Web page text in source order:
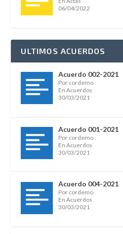
06/04/2022
ULTIMOS ACUERDOS
Acuerdo 002-2021
Por cordemo
En Acuerdos
30/03/2021
Acuerdo 001-2021
Por cordemo
En Acuerdos
30/03/2021
Acuerdo 004-2021
Por cordemo
En Acuerdos
30/03/2021